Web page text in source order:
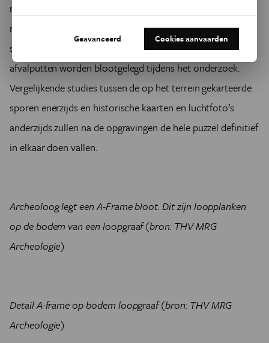
rond Ieper. Het gehele traject is bezaaid met bomkraters,
maar ook elektriciteits- en communicatielijnen,
schuttersputjes, geschutstellingen van kanonnen en
afvalputten worden blootgelegd tijdens het onderzoek.
Vergelijkende studies tussen de op het terrein gekarteerde
sporen enerzijds en historische kaarten en luchtfoto’s
anderzijds zullen na de opgravingen de hele puzzel definitief
in elkaar doen vallen.
Archeoloog legt een A-Frame bloot. Dit zijn loopplanken
op de bodem van een loopgraaf (bron: THV MRG
Archeologie)
Detail A-frame op bodem loopgraaf (bron: THV MRG
Archeologie)
Geavanceerd Cookies aanvaarden